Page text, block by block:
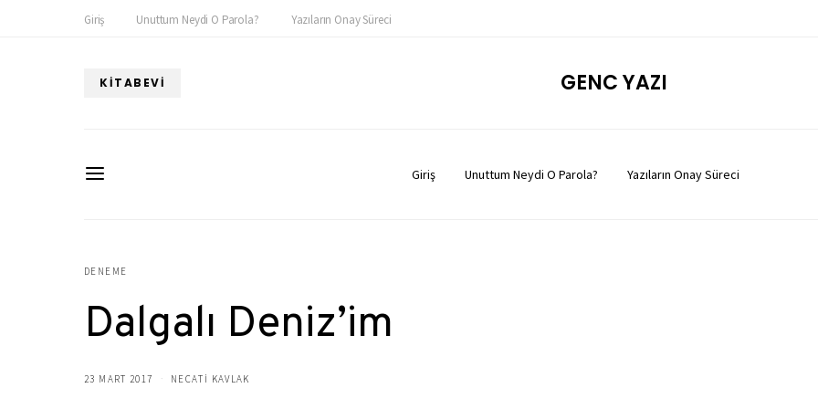
Giriş Unuttum Neydi O Parola? Yazıların Onay Süreci
KITABEVI GENC YAZI
Giriş Unuttum Neydi O Parola? Yazıların Onay Süreci
DENEME
Dalgalı Deniz’im
23 MART 2017 NECATİ KAVLAK